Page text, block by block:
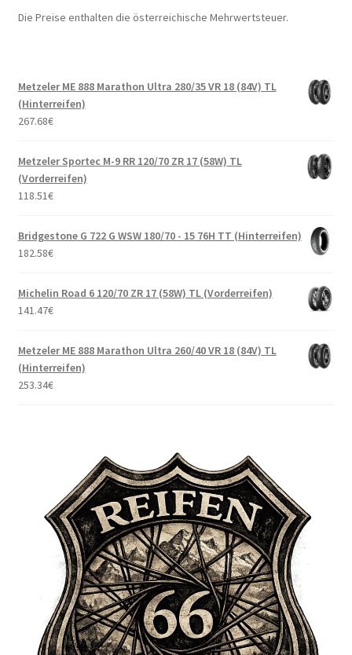
Die Preise enthalten die österreichische Mehrwertsteuer.
Metzeler ME 888 Marathon Ultra 280/35 VR 18 (84V) TL
(Hinterreifen)
267.68€
Metzeler Sportec M-9 RR 120/70 ZR 17 (58W) TL
(Vorderreifen)
118.51€
Bridgestone G 722 G WSW 180/70 - 15 76H TT (Hinterreifen)
182.58€
Michelin Road 6 120/70 ZR 17 (58W) TL (Vorderreifen)
141.47€
Metzeler ME 888 Marathon Ultra 260/40 VR 18 (84V) TL
(Hinterreifen)
253.34€